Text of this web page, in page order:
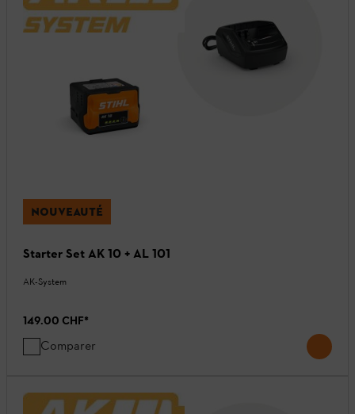
NOUVEAUTÉ
Starter Set AK 10 + AL 101
AK-System
149.00 CHF*
Comparer